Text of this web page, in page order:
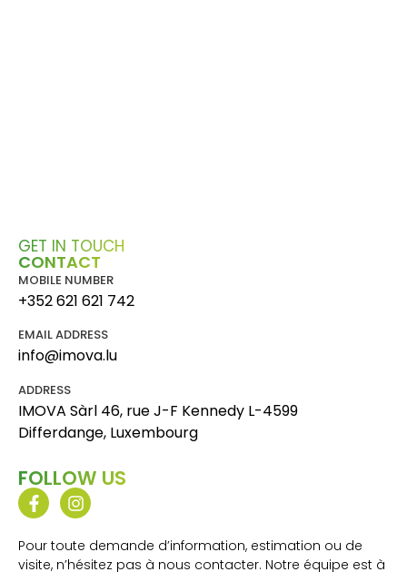
GET IN TOUCH
CONTACT
MOBILE NUMBER
+352 621 621 742
EMAIL ADDRESS
info@imova.lu
ADDRESS
IMOVA Sàrl 46, rue J-F Kennedy L-4599
Differdange, Luxembourg
FOLLOW US
Pour toute demande d’information, estimation ou de
visite, n’hésitez pas à nous contacter. Notre équipe est à